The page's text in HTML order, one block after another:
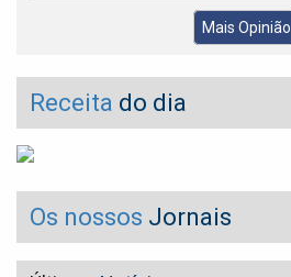
Mais Opinião
Receita do dia
Os nossos Jornais